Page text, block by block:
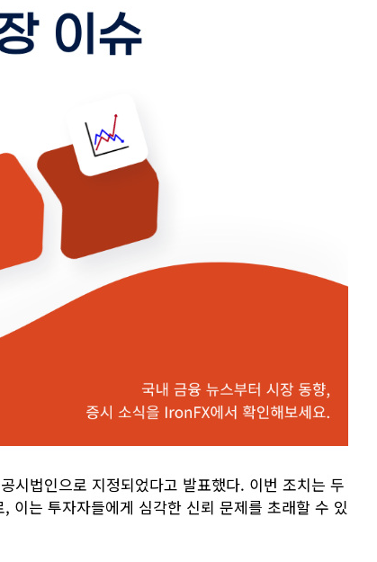
시법인으로 지정되었다고 발표했다. 이번 조치는 두
이는 투자자들에게 심각한 신뢰 문제를 초래할 수 있